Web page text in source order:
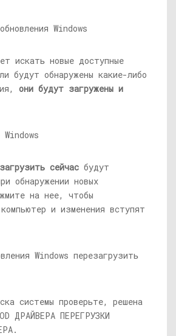
искать новые доступные
будут обнаружены какие-либо
они будут загружены и
сейчас будут
обнаружении новых
на нее, чтобы
и изменения вступят
системы проверьте, решена
ДРАЙВЕРА ПЕРЕГРУЗКИ